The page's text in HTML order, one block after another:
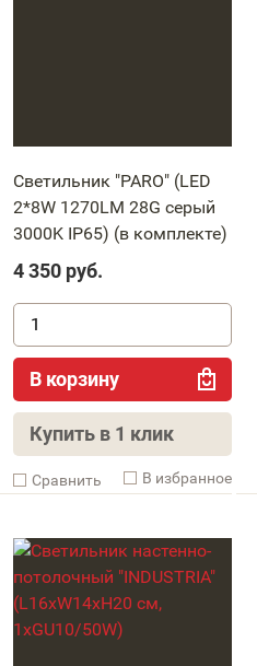
Светильник "PARO" (LED
2*8W 1270LM 28G серый
3000K IP65) (в комплекте)
4 350 руб.
В корзину
Купить в 1 клик
Cравнить В избранное